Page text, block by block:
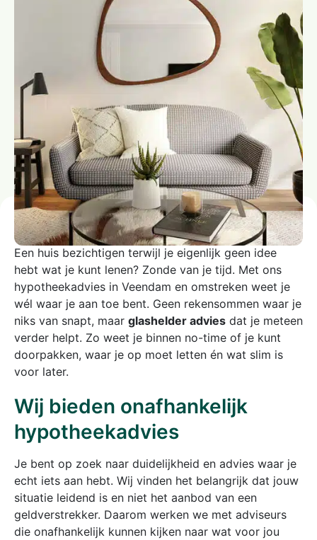
Een huis bezichtigen terwijl je eigenlijk geen idee
hebt wat je kunt lenen? Zonde van je tijd. Met ons
hypotheekadvies in Veendam en omstreken weet je
wél waar je aan toe bent. Geen rekensommen waar je
niks van snapt, maar glashelder advies dat je meteen
verder helpt. Zo weet je binnen no-time of je kunt
doorpakken, waar je op moet letten én wat slim is
voor later.
Wij bieden onafhankelijk
hypotheekadvies
Je bent op zoek naar duidelijkheid en advies waar je
echt iets aan hebt. Wij vinden het belangrijk dat jouw
situatie leidend is en niet het aanbod van een
geldverstrekker. Daarom werken we met adviseurs
die onafhankelijk kunnen kijken naar wat voor jou